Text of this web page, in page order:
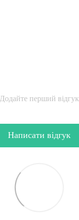
Додайте перший відгук
Написати відгук